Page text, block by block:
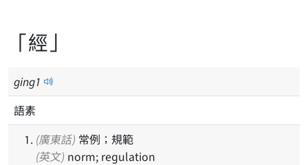
「經」
ging1
語素
(廣東話) 常例；規範
(英文) norm; regulation